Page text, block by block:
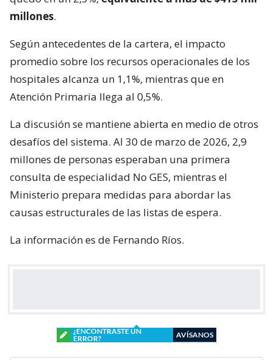
millones.
Según antecedentes de la cartera, el impacto
promedio sobre los recursos operacionales de los
hospitales alcanza un 1,1%, mientras que en
Atención Primaria llega al 0,5%.
La discusión se mantiene abierta en medio de otros
desafíos del sistema. Al 30 de marzo de 2026, 2,9
millones de personas esperaban una primera
consulta de especialidad No GES, mientras el
Ministerio prepara medidas para abordar las
causas estructurales de las listas de espera.
La información es de Fernando Ríos.
¿ENCONTRASTE UN
ERROR?
AVÍSANOS